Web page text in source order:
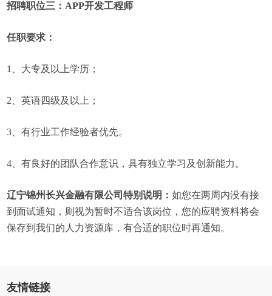
招聘职位三：APP开发工程师
任职要求：
1、大专及以上学历；
2、英语四级及以上；
3、有行业工作经验者优先。
4、有良好的团队合作意识，具有独立学习及创新能力。
辽宁锦州长兴金融有限公司特别说明：如您在两周内没有接
到面试通知，则视为暂时不适合该岗位，您的应聘资料将会
保存到我们的人力资源库，有合适的职位时再通知。
友情链接